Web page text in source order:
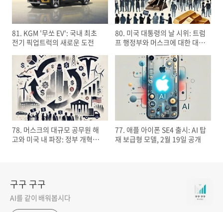
81. KGM '무쏘 EV': 국내 최초
전기 픽업트럭의 새로운 도전
80. 미국 대통령의 날 시위: 트럼
프 행정부와 머스크에 대한 대규
78. 머스크의 대규모 공무원 해
고와 미국 내 파장: 정부 개혁의
77. 애플 아이폰 SE4 출시: AI 탑
재 보급형 모델, 2월 19일 공개
구구 구구
AI를 같이 배워봅시다